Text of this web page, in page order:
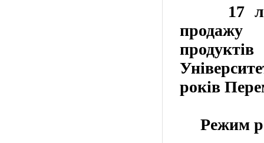
17
продажу
продуктів
років
Режим